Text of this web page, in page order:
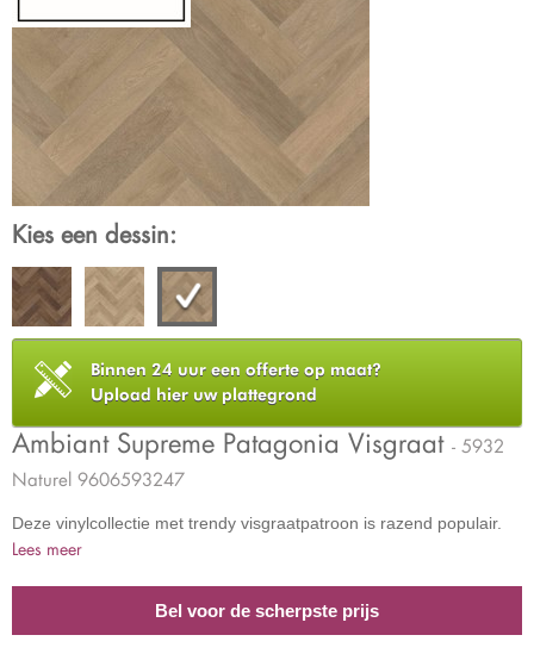
Kies een dessin:
Binnen 24 uur een offerte op maat?
Upload hier uw plattegrond
Ambiant Supreme Patagonia Visgraat - 5932
Naturel 9606593247
Deze vinylcollectie met trendy visgraatpatroon is razend populair.
Lees meer
Bel voor de scherpste prijs